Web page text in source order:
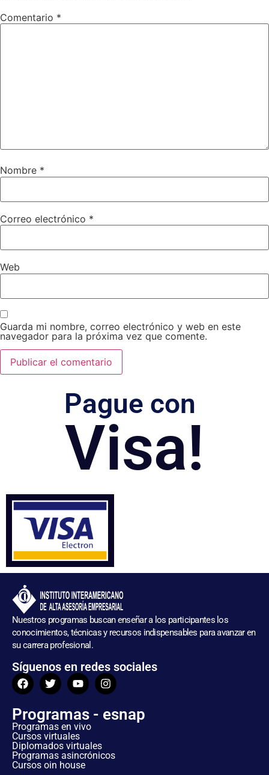
Comentario *
Nombre *
Correo electrónico *
Web
Guarda mi nombre, correo electrónico y web en este
navegador para la próxima vez que comente.
Pague con
Visa!
Nuestros programas buscan enseñar a los participantes los
conocimientos, técnicas y recursos indispensables para avanzar en
su carrera profesional.
Síguenos en redes sociales
Programas - esnap
Programas en vivo
Cursos virtuales
Diplomados virtuales
Programas asincrónicos
Cursos oin house